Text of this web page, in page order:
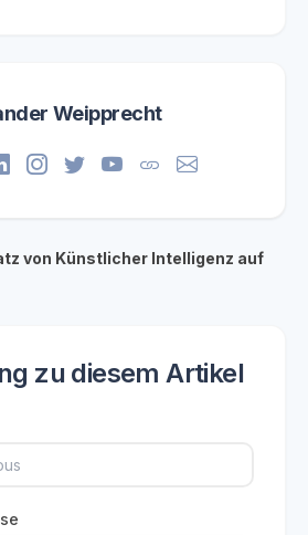
Weipprecht
von Künstlicher Intelligenz auf
zu diesem Artikel